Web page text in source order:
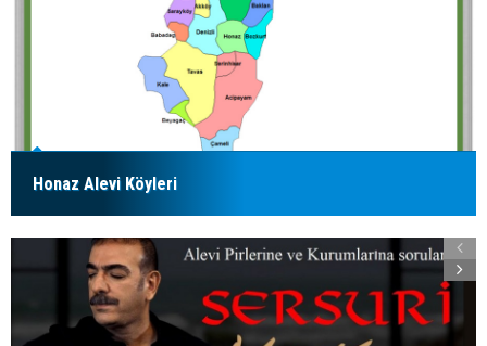
Honaz Alevi Köyleri